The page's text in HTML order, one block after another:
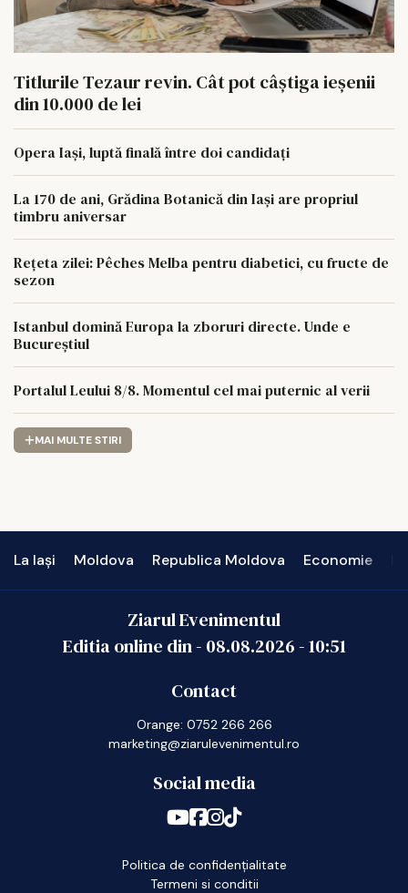
Titlurile Tezaur revin. Cât pot câștiga ieșenii
din 10.000 de lei
Opera Iași, luptă finală între doi candidați
La 170 de ani, Grădina Botanică din Iași are propriul
timbru aniversar
Rețeta zilei: Pêches Melba pentru diabetici, cu fructe de
sezon
Istanbul domină Europa la zboruri directe. Unde e
Bucureștiul
Portalul Leului 8/8. Momentul cel mai puternic al verii
MAI MULTE STIRI
La Iași Moldova Republica Moldova Economie
Ziarul Evenimentul
Editia online din - 08.08.2026-10:51
Contact
Orange: 0752 266 266
marketing@ziarulevenimentul.ro
Social media
Politica de confidențialitate
Termeni si conditii